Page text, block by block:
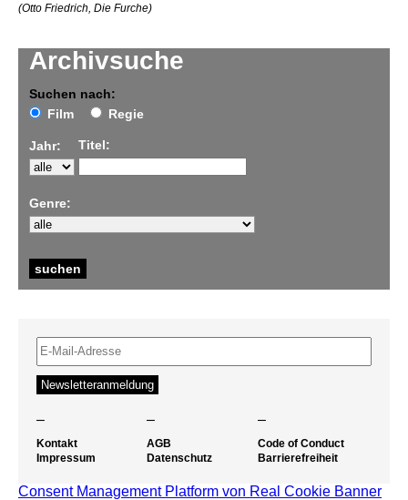
Archivsuche
Suchen nach:
Film
Regie
Jahr: Titel:
Genre:
(Otto Friedrich, Die Furche)
– – –
Kontakt
Impressum
AGB
Datenschutz
Code of Conduct
Barrierefreiheit
Consent Management Platform von Real Cookie Banner